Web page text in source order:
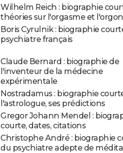
Wilhelm Reich : biographie
théories sur l'orgasme et
Boris Cyrulnik : biographie
psychiatre français
Claude Bernard : biographie de
l'inventeur de la médecine
expérimentale
Nostradamus : biographie
l'astrologue, ses prédictions
Gregor Johann Mendel :
courte, dates, citations
Christophe André : biographie
du psychiatre adepte de